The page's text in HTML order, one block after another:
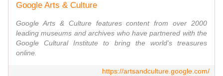
Google Arts & Culture
Google Arts & Culture features content from over 2000
leading museums and archives who have partnered with the
Google Cultural Institute to bring the world's treasures
online.
https://artsandculture.google.com/